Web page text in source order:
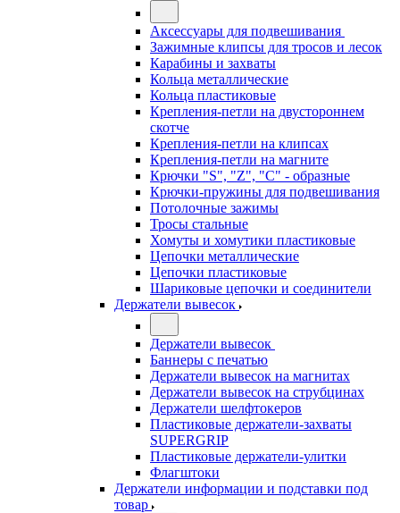
Аксессуары для подвешивания
Зажимные клипсы для тросов и лесок
Карабины и захваты
Кольца металлические
Кольца пластиковые
Крепления-петли на двустороннем
скотче
Крепления-петли на клипсах
Крепления-петли на магните
Крючки "S", "Z", "C" - образные
Крючки-пружины для подвешивания
Потолочные зажимы
Тросы стальные
Хомуты и хомутики пластиковые
Цепочки металлические
Цепочки пластиковые
Шариковые цепочки и соединители
Держатели вывесок
Держатели вывесок
Баннеры с печатью
Держатели вывесок на магнитах
Держатели вывесок на струбцинах
Держатели шелфтокеров
Пластиковые держатели-захваты
SUPERGRIP
Пластиковые держатели-улитки
Флагштоки
Держатели информации и подставки под
товар